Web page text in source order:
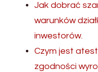
Jak dobrać
warunków
inwestorów.
Czym jest
zgodności